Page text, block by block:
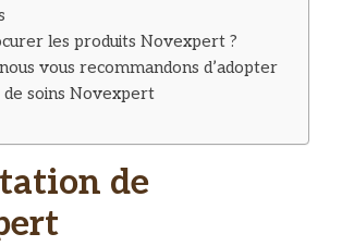
les produits Novexpert ?
vous recommandons d’adopter
soins Novexpert
de